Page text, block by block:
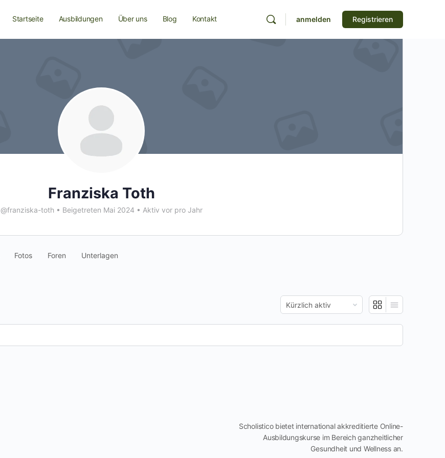
Startseite Ausbildungen Über uns Blog Kontakt anmelden Registrieren
Franziska Toth
@franziska-toth • Beigetreten Mai 2024 • Aktiv vor pro Jahr
Fotos Foren Unterlagen
Zeigen:
Scholistico bietet international akkreditierte Online-
Ausbildungskurse im Bereich ganzheitlicher
Gesundheit und Wellness an.